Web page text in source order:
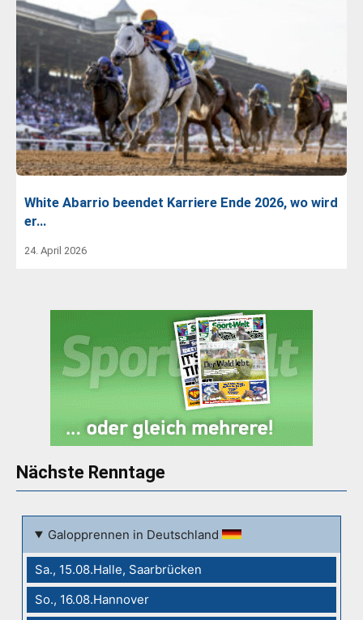
White Abarrio beendet Karriere Ende 2026, wo wird
er…
24. April 2026
Nächste Renntage
Galopprennen in Deutschland
Sa., 15.08.Halle, Saarbrücken
So., 16.08.Hannover